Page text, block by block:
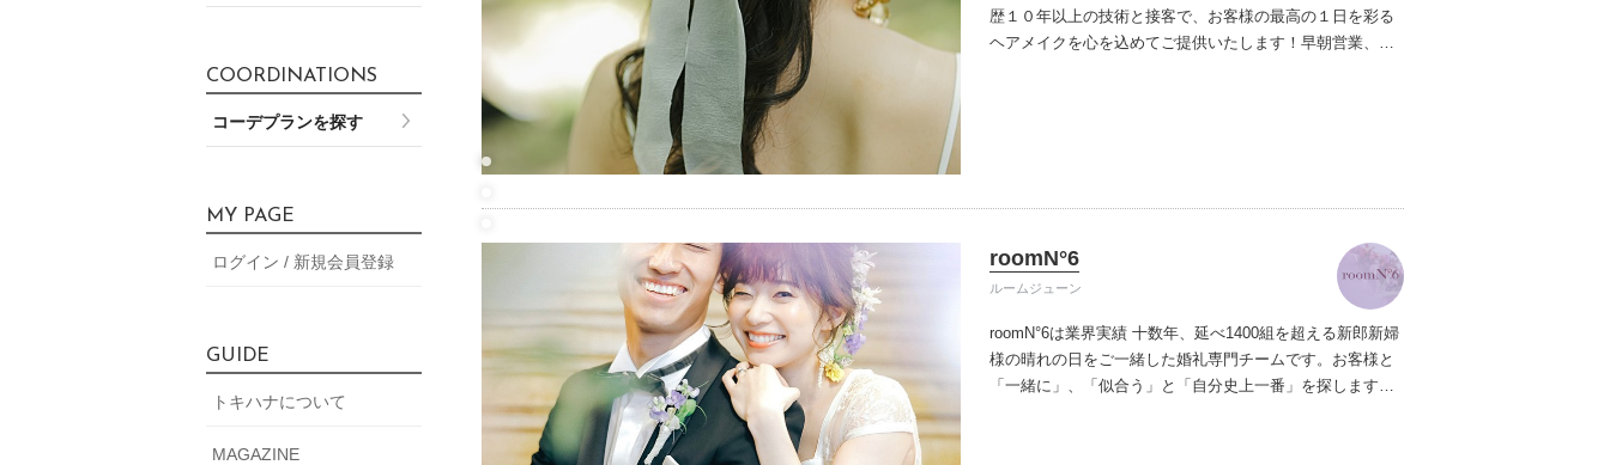
歴１０年以上の技術と接客で、お客様の最高の１日を彩る
ヘアメイクを心を込めてご提供いたします！ 早朝営業、時
roomN°6
ルームジューン
roomN°6は業界実績 十数年、延べ1400組を超える新郎新婦
様の晴れの日をご一緒した婚礼専門チームです。 お客様と
「一緒に」、「似合う」と「自分史上一番」を探します。
COORDINATIONS
コーデプランを探す
MY PAGE
ログイン / 新規会員登録
GUIDE
トキハナについて
MAGAZINE